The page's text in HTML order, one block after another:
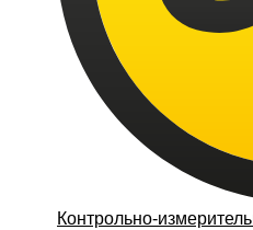
Контрольно-